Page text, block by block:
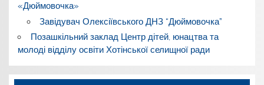
«Дюймовочка»
Завідувач Олексіївського ДНЗ “Дюймовочка”
Позашкільний заклад Центр дітей, юнацтва та
молоді відділу освіти Хотінської селищної ради